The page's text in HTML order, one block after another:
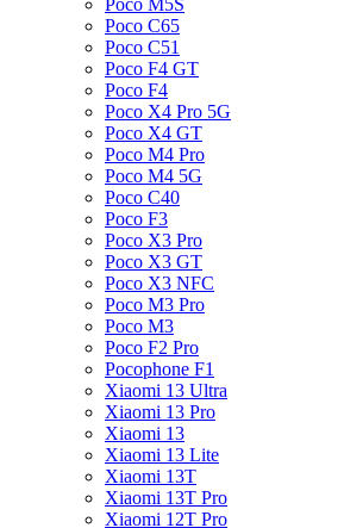
Poco M5S
Poco C65
Poco C51
Poco F4 GT
Poco F4
Poco X4 Pro 5G
Poco X4 GT
Poco M4 Pro
Poco M4 5G
Poco C40
Poco F3
Poco X3 Pro
Poco X3 GT
Poco X3 NFC
Poco M3 Pro
Poco M3
Poco F2 Pro
Pocophone F1
Xiaomi 13 Ultra
Xiaomi 13 Pro
Xiaomi 13
Xiaomi 13 Lite
Xiaomi 13T
Xiaomi 13T Pro
Xiaomi 12T Pro